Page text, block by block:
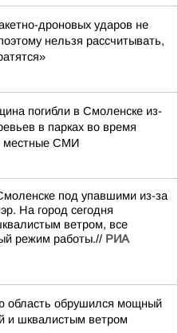
дроновых ударов не
нельзя рассчитывать,
погибли в Смоленске из-
в парках во время
местные СМИ
под упавшими из-за
На город сегодня
ветром, все
режим работы.// РИА
область обрушился мощный
и шквалистым ветром